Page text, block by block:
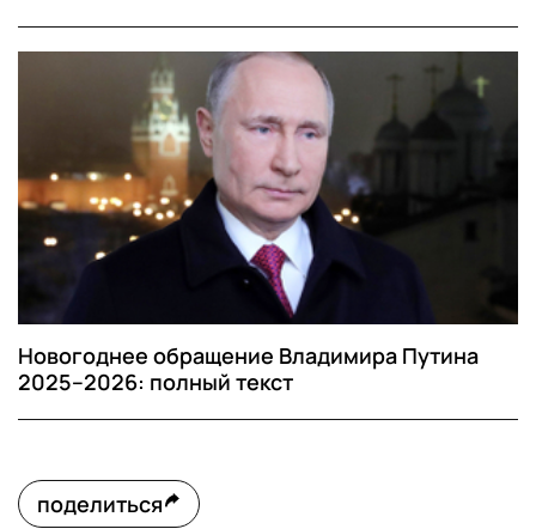
Новогоднее обращение Владимира Путина
2025–2026: полный текст
поделиться